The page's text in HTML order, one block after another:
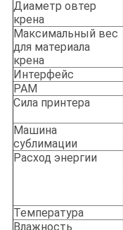
Диаметр овтер
крена
Максимальный вес
для материала
крена
Интерфейс
РАМ
Сила принтера
Машина
сублимации
Расход энергии
Температура
Влажность